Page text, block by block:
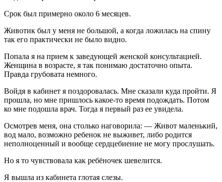
Срок был примерно около 6 месяцев.
Животик был у меня не большой, а когда ложилась на спину
так его практически не было видно.
Попала я на прием к заведующей женской консультацией.
Женщина в возрасте, я так понимаю достаточно опыта.
Правда грубовата немного.
Войдя в кабинет я поздоровалась. Мне сказали куда пройти. Я
прошла, но мне пришлось какое-то время подождать. Потом
ко мне подошла врач. Тогда я первый раз ее увидела.
Осмотрев меня, она столько наговорила: — Живот маленький,
вод мало, возможно ребенок не выживет, либо родится
неполноценный и вообще сердцебиение не могу прослушать.
Но я то чувствовала как ребёночек шевелится.
Я вышла из кабинета глотая слезы.